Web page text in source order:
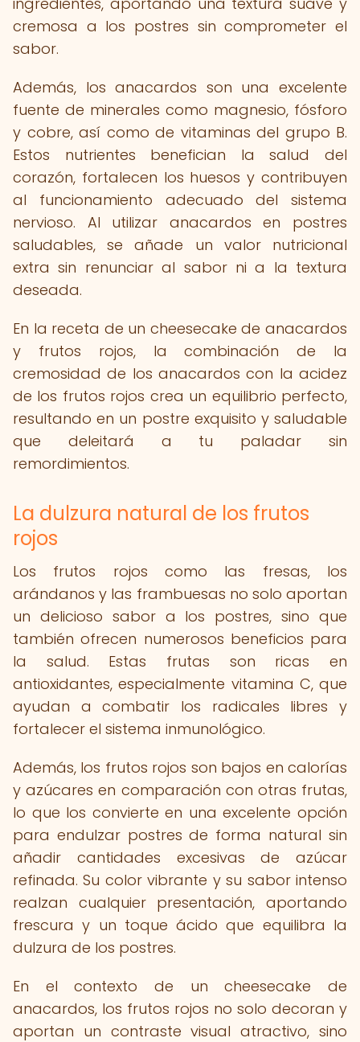
cremosa a los postres sin comprometer el
sabor.
Además, los anacardos son una excelente
fuente de minerales como magnesio, fósforo
y cobre, así como de vitaminas del grupo B.
Estos nutrientes benefician la salud del
corazón, fortalecen los huesos y contribuyen
al funcionamiento adecuado del sistema
nervioso. Al utilizar anacardos en postres
saludables, se añade un valor nutricional
extra sin renunciar al sabor ni a la textura
deseada.
En la receta de un cheesecake de anacardos
y frutos rojos, la combinación de la
cremosidad de los anacardos con la acidez
de los frutos rojos crea un equilibrio perfecto,
resultando en un postre exquisito y saludable
que deleitará a tu paladar sin
remordimientos.
La dulzura natural de los frutos
rojos
Los frutos rojos como las fresas, los
arándanos y las frambuesas no solo aportan
un delicioso sabor a los postres, sino que
también ofrecen numerosos beneficios para
la salud. Estas frutas son ricas en
antioxidantes, especialmente vitamina C, que
ayudan a combatir los radicales libres y
fortalecer el sistema inmunológico.
Además, los frutos rojos son bajos en calorías
y azúcares en comparación con otras frutas,
lo que los convierte en una excelente opción
para endulzar postres de forma natural sin
añadir cantidades excesivas de azúcar
refinada. Su color vibrante y su sabor intenso
realzan cualquier presentación, aportando
frescura y un toque ácido que equilibra la
dulzura de los postres.
En el contexto de un cheesecake de
anacardos, los frutos rojos no solo decoran y
aportan un contraste visual atractivo, sino